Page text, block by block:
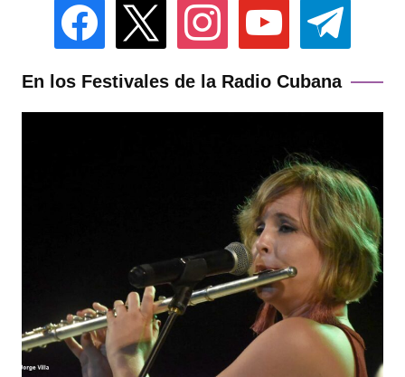
facebook instagram youtube telegram
En los Festivales de la Radio Cubana